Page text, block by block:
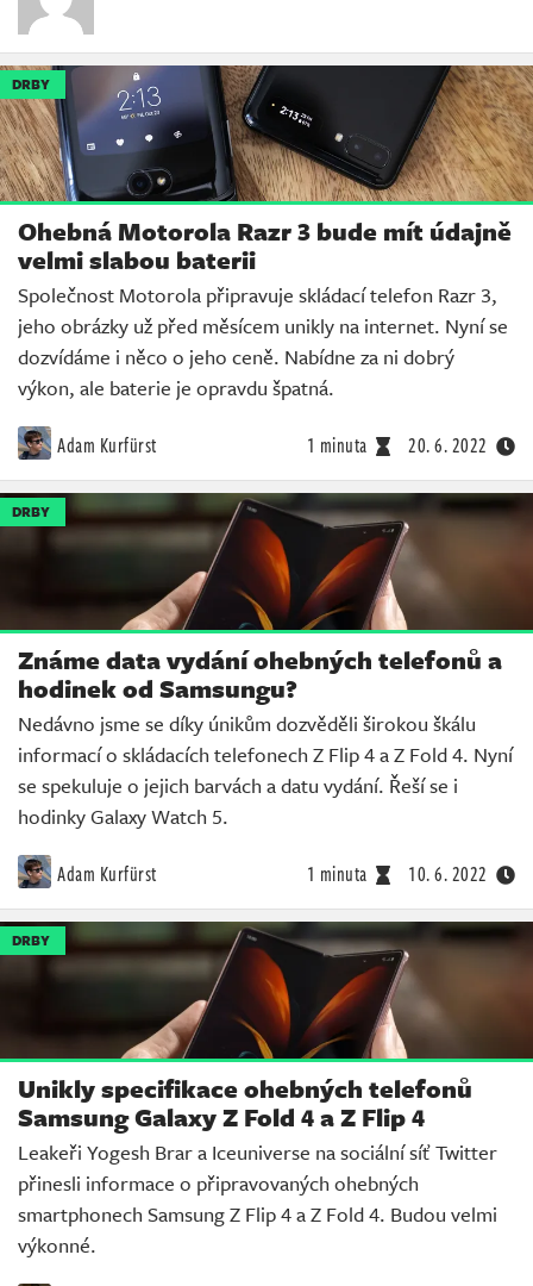
DRBY
Ohebná Motorola Razr 3 bude mít údajně
velmi slabou baterii
Společnost Motorola připravuje skládací telefon Razr 3,
jeho obrázky už před měsícem unikly na internet. Nyní se
dozvídáme i něco o jeho ceně. Nabídne za ni dobrý
výkon, ale baterie je opravdu špatná.
Adam Kurfürst 1 minuta 20. 6. 2022
DRBY
Známe data vydání ohebných telefonů a
hodinek od Samsungu?
Nedávno jsme se díky únikům dozvěděli širokou škálu
informací o skládacích telefonech Z Flip 4 a Z Fold 4. Nyní
se spekuluje o jejich barvách a datu vydání. Řeší se i
hodinky Galaxy Watch 5.
Adam Kurfürst 1 minuta 10. 6. 2022
DRBY
Unikly specifikace ohebných telefonů
Samsung Galaxy Z Fold 4 a Z Flip 4
Leakeři Yogesh Brar a Iceuniverse na sociální síť Twitter
přinesli informace o připravovaných ohebných
smartphonech Samsung Z Flip 4 a Z Fold 4. Budou velmi
výkonné.